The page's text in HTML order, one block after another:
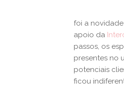
foi a
apoio da
passos, os
presentes no
potenciais
ficou